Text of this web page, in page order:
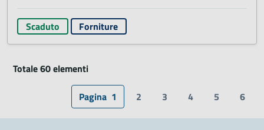
Scaduto Forniture
Totale 60 elementi
Pagina 1 2 3 4 5 6